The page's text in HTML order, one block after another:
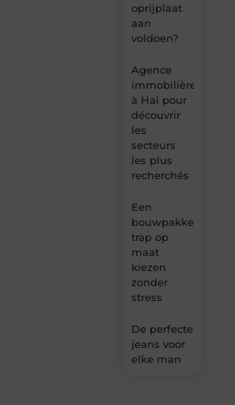
oprijplaat
aan
voldoen?
Agence
immobilière
à Hal pour
découvrir
les
secteurs
les plus
recherchés
Een
bouwpakket
trap op
maat
kiezen
zonder
stress
De perfecte
jeans voor
elke man